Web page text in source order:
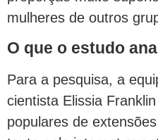
mulheres de outros
O que o estudo
Para a pesquisa, a
cientista Elissia
populares de